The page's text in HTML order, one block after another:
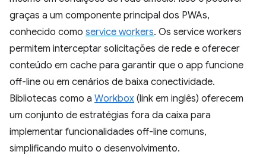
graças a um componente principal dos PWAs,
conhecido como service workers. Os service workers
permitem interceptar solicitações de rede e oferecer
conteúdo em cache para garantir que o app funcione
off-line ou em cenários de baixa conectividade.
Bibliotecas como a Workbox (link em inglês) oferecem
um conjunto de estratégias fora da caixa para
implementar funcionalidades off-line comuns,
simplificando muito o desenvolvimento.